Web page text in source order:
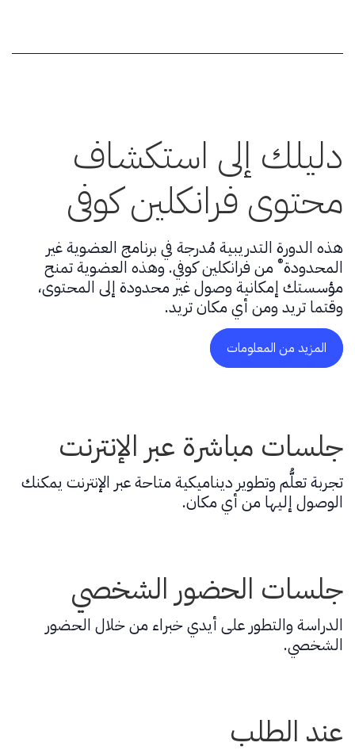
دليلك إلى استكشاف
محتوى فرانكلين كوفي
هذه الدورة التدريبية مُدرجة في برنامج العضوية غير
المحدودة® من فرانكلين كوفي. وهذه العضوية تمنح
مؤسستك إمكانية وصول غير محدودة إلى المحتوى،
وقتما تريد ومن أي مكان تريد.
المزيد من المعلومات
جلسات مباشرة عبر الإنترنت
تجربة تعلُّم وتطوير ديناميكية متاحة عبر الإنترنت يمكنك
الوصول إليها من أي مكان.
جلسات الحضور الشخصي
الدراسة والتطور على أيدي خبراء من خلال الحضور
الشخصي.
عند الطلب